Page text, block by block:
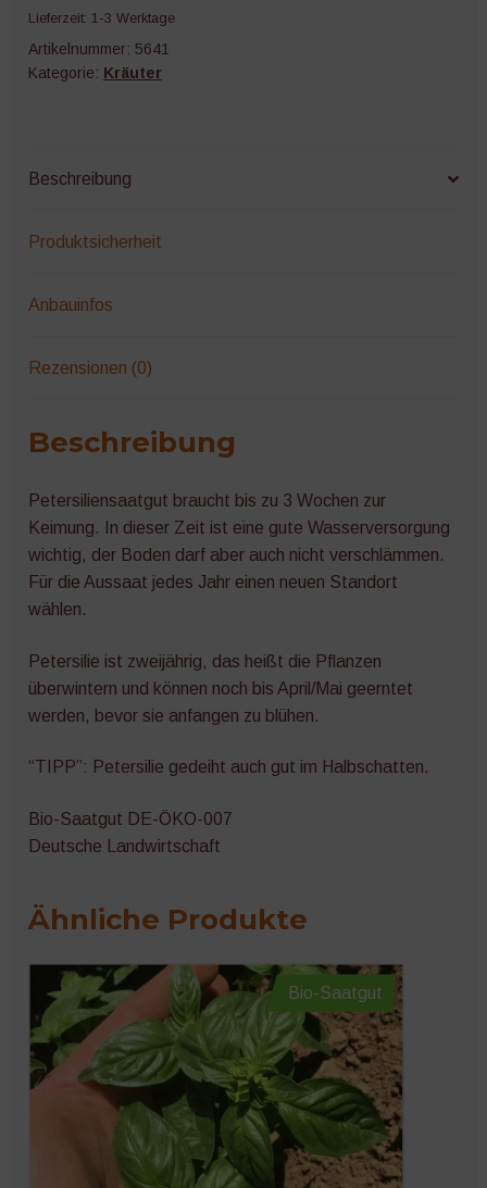
Lieferzeit: 1-3 Werktage
Artikelnummer: 5641
Kategorie: Kräuter
Beschreibung
Produktsicherheit
Anbauinfos
Rezensionen (0)
Beschreibung
Petersiliensaatgut braucht bis zu 3 Wochen zur
Keimung. In dieser Zeit ist eine gute Wasserversorgung
wichtig, der Boden darf aber auch nicht verschlämmen.
Für die Aussaat jedes Jahr einen neuen Standort
wählen.
Petersilie ist zweijährig, das heißt die Pflanzen
überwintern und können noch bis April/Mai geerntet
werden, bevor sie anfangen zu blühen.
“TIPP”: Petersilie gedeiht auch gut im Halbschatten.
Bio-Saatgut DE-ÖKO-007
Deutsche Landwirtschaft
Ähnliche Produkte
Bio-Saatgut